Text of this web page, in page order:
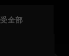
美國
全部